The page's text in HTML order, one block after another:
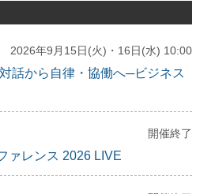
2026年9月15日(火)・16日(水) 10:00
話から自律・協働へ─ビジネス
開催終了
ァレンス 2026 LIVE